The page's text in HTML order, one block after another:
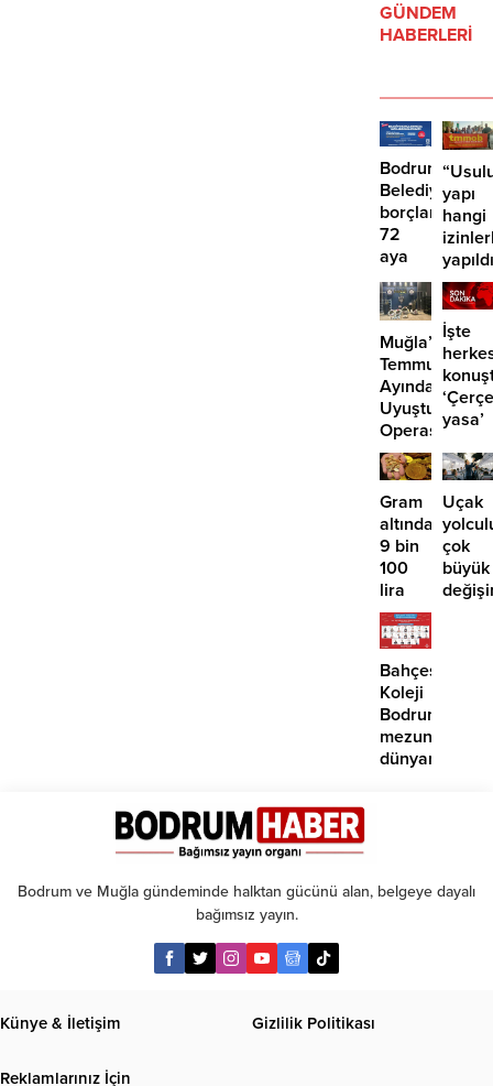
GÜNDEM
HABERLERİ
Bodrum
borçlara
72
aya
kadar
taksit
yapı
hangi
Muğla’da
Temmuz
Ayında
Uyuşturucu
Operasyonu:
29
Tutuklama
İşte
yasa’
teklifi
Gram
altında
9 bin
100
lira
öngörüsü:
Yükseliş
için o
tarihe
işaret
edildi
Uçak
çok
büyük
Bahçeşehir
Koleji
Bodrum
mezunlarına
dünyanın
Bodrum ve Muğla gündeminde halktan gücünü alan, belgeye dayalı
bağımsız yayın.
Künye & İletişim Gizlilik Politikası
Reklamlarınız İçin